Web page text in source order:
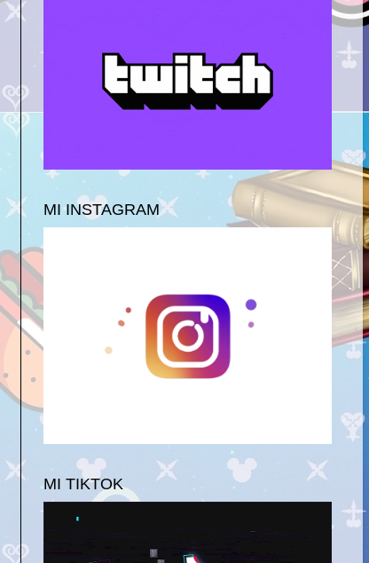
MI INSTAGRAM
MI TIKTOK